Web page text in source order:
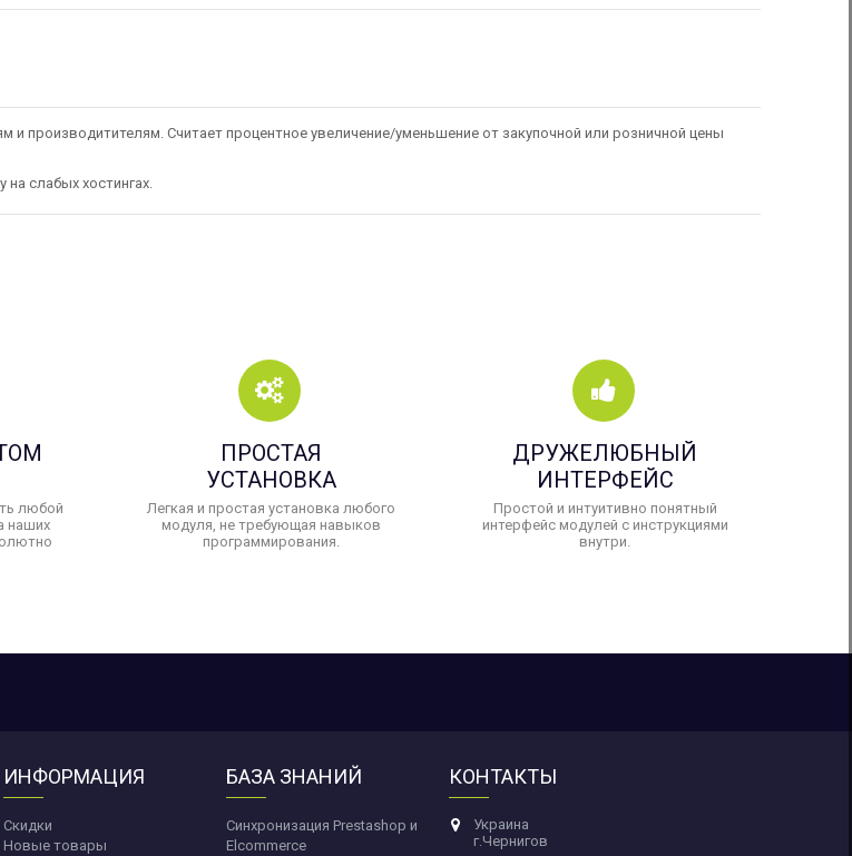
производитителям. Считает процентное увеличение/уменьшение от закупочной или розничной цены
на слабых хостингах.
любой
наших
ПРОСТАЯ
УСТАНОВКА
Легкая и простая установка любого
модуля, не требующая навыков
программирования.
ДРУЖЕЛЮБНЫЙ
ИНТЕРФЕЙС
Простой и интуитивно понятный
интерфейс модулей с инструкциями
внутри.
ИНФОРМАЦИЯ
Скидки
Новые товары
БАЗА ЗНАНИЙ
Синхронизация Prestashop и
Elcommerce
КОНТАКТЫ
Украина
г.Чернигов